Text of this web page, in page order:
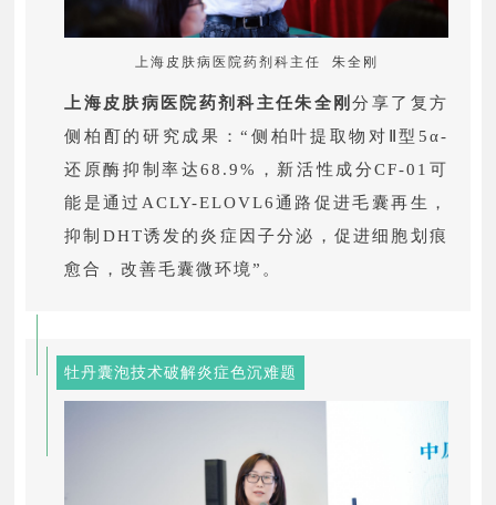
上海皮肤病医院药剂科主任 朱全刚
上海皮肤病医院药剂科主任朱全刚分享了复方
侧柏酊的研究成果：“侧柏叶提取物对Ⅱ型5α-
还原酶抑制率达68.9%，新活性成分CF-01可
能是通过ACLY-ELOVL6通路促进毛囊再生，
抑制DHT诱发的炎症因子分泌，促进细胞划痕
愈合，改善毛囊微环境”。
牡丹囊泡技术破解炎症色沉难题